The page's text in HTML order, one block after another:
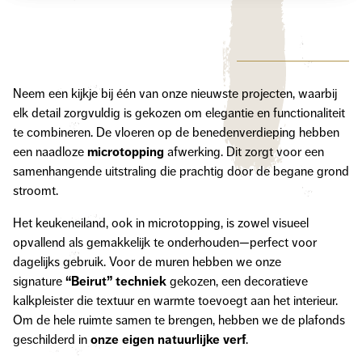
Neem een kijkje bij één van onze nieuwste projecten, waarbij
elk detail zorgvuldig is gekozen om elegantie en functionaliteit
te combineren. De vloeren op de benedenverdieping hebben
een naadloze microtopping afwerking. Dit zorgt voor een
samenhangende uitstraling die prachtig door de begane grond
stroomt.
Het keukeneiland, ook in microtopping, is zowel visueel
opvallend als gemakkelijk te onderhouden—perfect voor
dagelijks gebruik. Voor de muren hebben we onze
signature “Beirut” techniek gekozen, een decoratieve
kalkpleister die textuur en warmte toevoegt aan het interieur.
Om de hele ruimte samen te brengen, hebben we de plafonds
geschilderd in onze eigen natuurlijke verf.